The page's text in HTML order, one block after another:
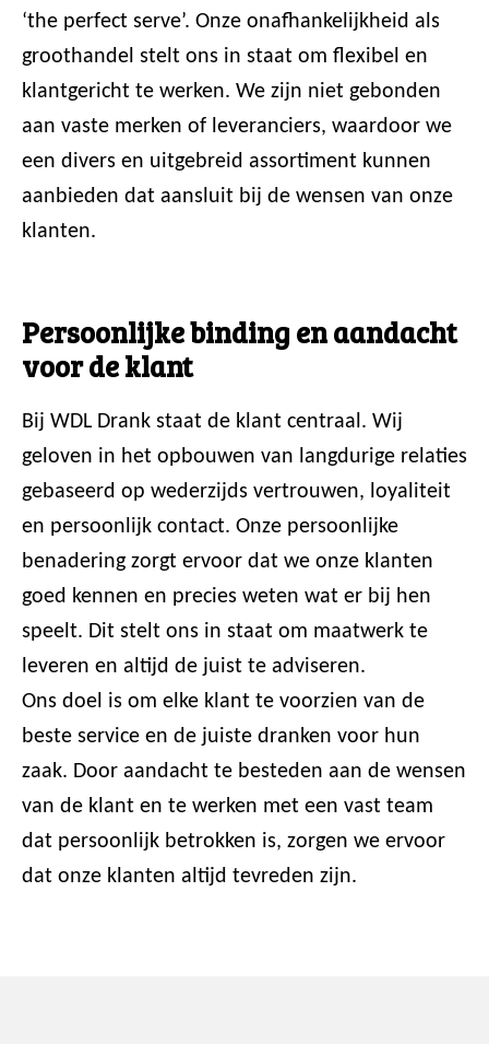
‘the perfect serve’. Onze onafhankelijkheid als
groothandel stelt ons in staat om flexibel en
klantgericht te werken. We zijn niet gebonden
aan vaste merken of leveranciers, waardoor we
een divers en uitgebreid assortiment kunnen
aanbieden dat aansluit bij de wensen van onze
klanten.
Persoonlijke binding en aandacht
voor de klant
Bij WDL Drank staat de klant centraal. Wij
geloven in het opbouwen van langdurige relaties
gebaseerd op wederzijds vertrouwen, loyaliteit
en persoonlijk contact. Onze persoonlijke
benadering zorgt ervoor dat we onze klanten
goed kennen en precies weten wat er bij hen
speelt. Dit stelt ons in staat om maatwerk te
leveren en altijd de juist te adviseren.
Ons doel is om elke klant te voorzien van de
beste service en de juiste dranken voor hun
zaak. Door aandacht te besteden aan de wensen
van de klant en te werken met een vast team
dat persoonlijk betrokken is, zorgen we ervoor
dat onze klanten altijd tevreden zijn.